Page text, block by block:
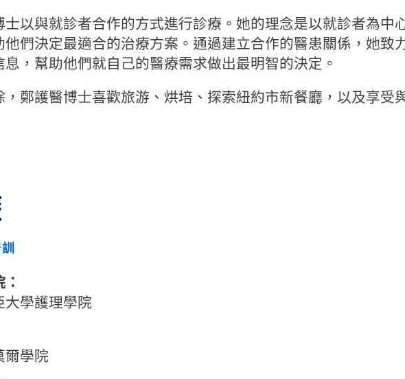
士以與就診者合作的方式進行診療。她的理念是以就診者為中
他們決定最適合的治療方案。通過建立合作的醫患關係，她致
息，幫助他們就自己的醫療需求做出最明智的決定。
，鄭護醫博士喜歡旅游、烘培、探索紐約市新餐廳，以及享受
大學護理學院
爾學院